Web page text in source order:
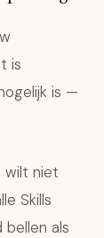
is
is —
wilt niet
Skills
als